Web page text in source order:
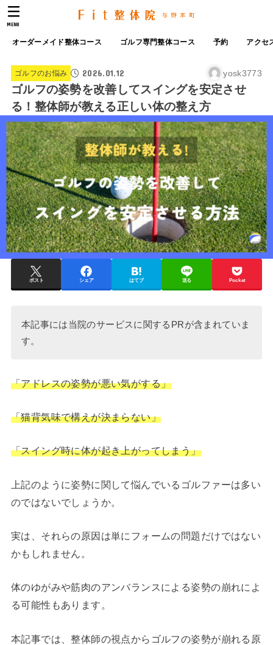
オーダーメイド整体コース ゴルフ専門整体コース 予約 アクセ
MENU
ゴルフのお悩み 2026.01.12 yosk3773
ゴルフの姿勢を改善してスイングを安定させ
る！整体師が教える正しい体の整え方
ポスト シェア はてブ 送る Pocket
本記事には当院のサービスに関するPRが含まれていま
す。
「アドレスの姿勢が悪い気がする」
「猫背気味で構えが決まらない」
「スイング時に体が起き上がってしまう」
上記のように姿勢に関して悩んでいるゴルファーは多い
のではないでしょうか。
実は、それらの原因は単にフォームの問題だけではない
かもしれません。
体のゆがみや筋肉のアンバランスによる姿勢の崩れによ
る可能性もあります。
本記事では、整体師の視点からゴルフの姿勢が崩れる原